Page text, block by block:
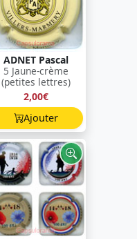
ADNET Pascal
5 Jaune-crème
(petites lettres)
2,00€
Ajouter